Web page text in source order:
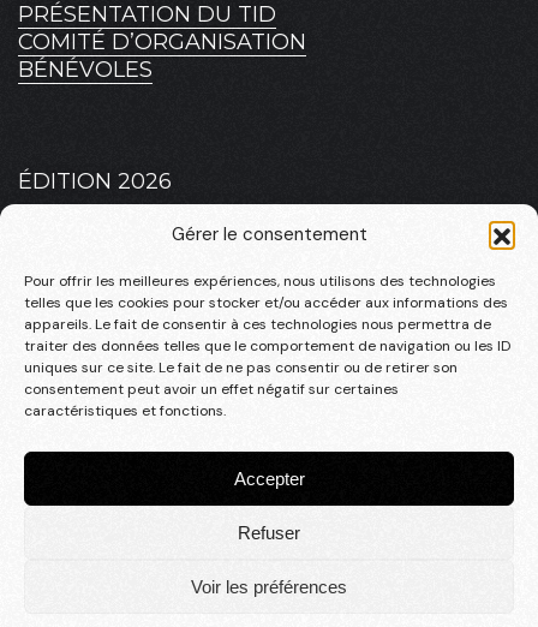
Gérer le consentement
Pour offrir les meilleures expériences, nous utilisons des technologies
telles que les cookies pour stocker et/ou accéder aux informations des
appareils. Le fait de consentir à ces technologies nous permettra de
traiter des données telles que le comportement de navigation ou les ID
uniques sur ce site. Le fait de ne pas consentir ou de retirer son
consentement peut avoir un effet négatif sur certaines
caractéristiques et fonctions.
Accepter
Refuser
Voir les préférences
PRÉSENTATION DU TID
COMITÉ D’ORGANISATION
BÉNÉVOLES
ÉDITION 2026
PLATEAU 2026 – MASCULIN
PLATEAU 2026 – FÉMININ
INFOS PRATIQUES
LA RSO
CONTACT
Studio en tête
Mentions légales|Politique de confidentialité